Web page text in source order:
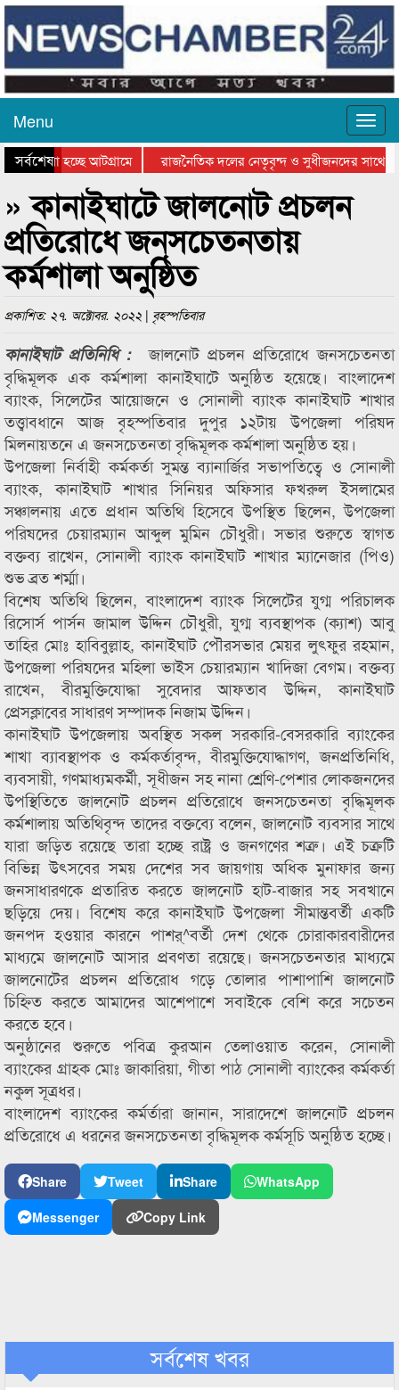
Menu
সর্বশেষ
যাওয়া হচ্ছে আটগ্রামে
রাজনৈতিক দলের নেতৃবৃন্দ ও সুধীজনদের সাথে
পুরস্কার বিতরণ সম্পন্ন
সিলেটে বাংলাদেশ গ্রুপ থিয়েটার ফেডারেশানের
» কানাইঘাটে জালনোট প্রচলন
প্রতিরোধে জনসচেতনতায়
কর্মশালা অনুষ্ঠিত
প্রকাশিত: ২৭. অক্টোবর. ২০২২ | বৃহস্পতিবার
কানাইঘাট প্রতিনিধি :
জালনোট প্রচলন প্রতিরোধে জনসচেতনতা
বৃদ্ধিমূলক এক কর্মশালা কানাইঘাটে অনুষ্ঠিত হয়েছে। বাংলাদেশ
ব্যাংক, সিলেটের আয়োজনে ও সোনালী ব্যাংক কানাইঘাট শাখার
তত্ত্বাবধানে আজ বৃহস্পতিবার দুপুর ১২টায় উপজেলা পরিষদ
মিলনায়তনে এ জনসচেতনতা বৃদ্ধিমূলক কর্মশালা অনুষ্ঠিত হয়।
উপজেলা নির্বাহী কর্মকর্তা সুমন্ত ব্যানার্জির সভাপতিত্বে ও সোনালী
ব্যাংক, কানাইঘাট শাখার সিনিয়র অফিসার ফখরুল ইসলামের
সঞ্চালনায় এতে প্রধান অতিথি হিসেবে উপস্থিত ছিলেন, উপজেলা
পরিষদের চেয়ারম্যান আব্দুল মুমিন চৌধুরী। সভার শুরুতে স্বাগত
বক্তব্য রাখেন, সোনালী ব্যাংক কানাইঘাট শাখার ম্যানেজার (পিও)
শুভ ব্রত শর্ম্মা।
বিশেষ অতিথি ছিলেন, বাংলাদেশ ব্যাংক সিলেটের যুগ্ম পরিচালক
রিসোর্স পার্সন জামাল উদ্দিন চৌধুরী, যুগ্ম ব্যবস্থাপক (ক্যাশ) আবু
তাহির মোঃ হাবিবুল্লাহ, কানাইঘাট পৌরসভার মেয়র লুৎফুর রহমান,
উপজেলা পরিষদের মহিলা ভাইস চেয়ারম্যান খাদিজা বেগম। বক্তব্য
রাখেন, বীরমুক্তিযোদ্ধা সুবেদার আফতাব উদ্দিন, কানাইঘাট
প্রেসক্লাবের সাধারণ সম্পাদক নিজাম উদ্দিন।
কানাইঘাট উপজেলায় অবস্থিত সকল সরকারি-বেসরকারি ব্যাংকের
শাখা ব্যাবস্থাপক ও কর্মকর্তাবৃন্দ, বীরমুক্তিযোদ্ধাগণ, জনপ্রতিনিধি,
ব্যবসায়ী, গণমাধ্যমকর্মী, সূধীজন সহ নানা শ্রেণি-পেশার লোকজনদের
উপস্থিতিতে জালনোট প্রচলন প্রতিরোধে জনসচেতনতা বৃদ্ধিমূলক
কর্মশালায় অতিথিবৃন্দ তাদের বক্তব্যে বলেন, জালনোট ব্যবসার সাথে
যারা জড়িত রয়েছে তারা হচ্ছে রাষ্ট্র ও জনগণের শত্রু। এই চক্রটি
বিভিন্ন উৎসবের সময় দেশের সব জায়গায় অধিক মুনাফার জন্য
জনসাধারণকে প্রতারিত করতে জালনোট হাট-বাজার সহ সবখানে
ছড়িয়ে দেয়। বিশেষ করে কানাইঘাট উপজেলা সীমান্তবর্তী একটি
জনপদ হওয়ার কারনে পাশর্^বর্তী দেশ থেকে চোরাকারবারীদের
মাধ্যমে জালনোট আসার প্রবণতা রয়েছে। জনসচেতনতার মাধ্যমে
জালনোটের প্রচলন প্রতিরোধ গড়ে তোলার পাশাপাশি জালনোট
চিহ্নিত করতে আমাদের আশেপাশে সবাইকে বেশি করে সচেতন
করতে হবে।
অনুষ্ঠানের শুরুতে পবিত্র কুরআন তেলাওয়াত করেন, সোনালী
ব্যাংকের গ্রাহক মোঃ জাকারিয়া, গীতা পাঠ সোনালী ব্যাংকের কর্মকর্তা
নকুল সূত্রধর।
বাংলাদেশ ব্যাংকের কর্মর্তারা জানান, সারাদেশে জালনোট প্রচলন
প্রতিরোধে এ ধরনের জনসচেতনতা বৃদ্ধিমূলক কর্মসূচি অনুষ্ঠিত হচ্ছে।
Share Tweet Share
WhatsApp
Messenger
Copy Link
সর্বশেষ খবর